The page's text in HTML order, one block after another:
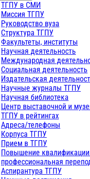
ТГПУ в СМИ
Миссия ТГПУ
Руководство вуза
Структура ТГПУ
Факультеты, институты
Научная деятельность
Международная
Социальная деятельность
Издательская
Научные журналы ТГПУ
Научная библиотека
Центр выставочной и
ТГПУ в рейтингах
Адреса/телефоны
Корпуса ТГПУ
Прием в ТГПУ
Повышение
профессиональная
Аспирантура ТГПУ